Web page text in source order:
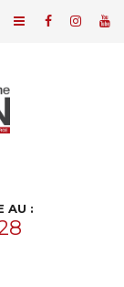
AU :